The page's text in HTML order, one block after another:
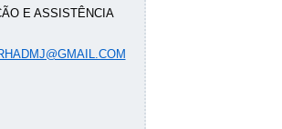
E ASSISTÊNCIA